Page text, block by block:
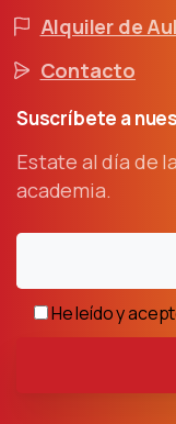
Alquiler de
Contacto
Suscríbete a
Estate al día de
academia.
He leído y